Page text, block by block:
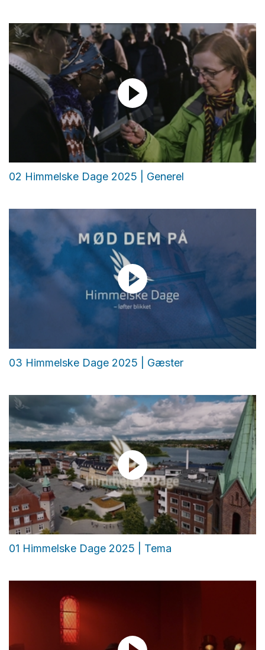
02 Himmelske Dage 2025 | Generel
03 Himmelske Dage 2025 | Gæster
01 Himmelske Dage 2025 | Tema